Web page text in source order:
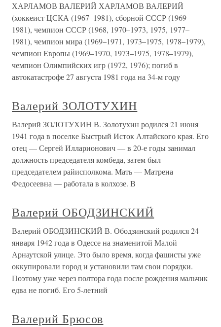
ХАРЛАМОВ ВАЛЕРИЙ ХАРЛАМОВ ВАЛЕРИЙ
(хоккеист ЦСКА (1967–1981), сборной СССР (1969–
1981), чемпион СССР (1968, 1970–1973, 1975, 1977–
1981), чемпион мира (1969–1971, 1973–1975, 1978–1979),
чемпион Европы (1969–1970, 1973–1975, 1978–1979),
чемпион Олимпийских игр (1972, 1976); погиб в
автокатастрофе 27 августа 1981 года на 34-м году
Валерий ЗОЛОТУХИН
Валерий ЗОЛОТУХИН В. Золотухин родился 21 июня
1941 года в поселке Быстрый Исток Алтайского края. Его
отец — Сергей Илларионович — в 20-е годы занимал
должность председателя комбеда, затем был
председателем райисполкома. Мать — Матрена
Федосеевна — работала в колхозе. В
Валерий ОБОДЗИНСКИЙ
Валерий ОБОДЗИНСКИЙ В. Ободзинский родился 24
января 1942 года в Одессе на знаменитой Малой
Арнаутской улице. Это было время, когда фашисты уже
оккупировали город и установили там свои порядки.
Поэтому уже через полтора года после рождения мальчик
едва не погиб. Его 5-летний
Валерий Брюсов